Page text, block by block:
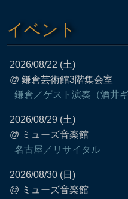
イベント
2026/08/22 (土)
@ 鎌倉芸術館3階集会室
鎌倉／ゲスト演奏（酒井
2026/08/29 (土)
@ ミューズ音楽館
名古屋／リサイタル
2026/08/30 (日)
@ ミューズ音楽館